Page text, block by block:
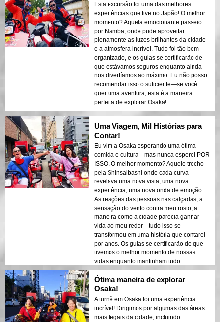
Esta excursão foi uma das melhores
experiências que tive no Japão! O melhor
momento? Aquela emocionante passeio
por Namba, onde pude aproveitar
plenamente as luzes brilhantes da cidade
e a atmosfera incrível. Tudo foi tão bem
organizado, e os guias se certificarão de
que estávamos seguros enquanto ainda
nos divertíamos ao máximo. Eu não posso
recomendar isso o suficiente—se você
quer uma aventura, esta é a maneira
perfeita de explorar Osaka!
Uma Viagem, Mil Histórias para
Contar!
Eu vim a Osaka esperando uma ótima
comida e cultura—mas nunca esperei POR
ISSO. O melhor momento? Aquele trecho
pela Shinsaibashi onde cada curva
revelava uma nova vista, uma nova
experiência, uma nova onda de emoção.
As reações das pessoas nas calçadas, a
sensação do vento contra meu rosto, a
maneira como a cidade parecia ganhar
vida ao meu redor—tudo isso se
transformou em uma história que contarei
por anos. Os guias se certificarão de que
tivemos o melhor momento de nossas
vidas enquanto mantinham tudo
funcionando perfeitamente. Isso não foi
apenas um passeio—foi uma memória
sendo criada!
Ótima maneira de explorar
Osaka!
A turnê em Osaka foi uma experiência
incrível! Dirigimos por algumas das áreas
mais legais da cidade, incluindo